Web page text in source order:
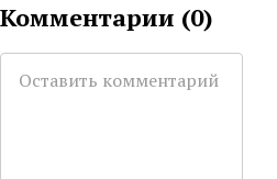
Комментарии (0)